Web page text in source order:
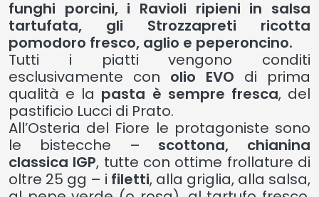
funghi porcini, i Ravioli ripieni in salsa
tartufata, gli Strozzapreti ricotta
pomodoro fresco, aglio e peperoncino.
Tutti i piatti vengono conditi
esclusivamente con olio EVO di prima
qualità e la pasta è sempre fresca, del
pastificio Lucci di Prato.
All’Osteria del Fiore le protagoniste sono
le bistecche – scottona, chianina
classica IGP, tutte con ottime frollature di
oltre 25 gg – i filetti, alla griglia, alla salsa,